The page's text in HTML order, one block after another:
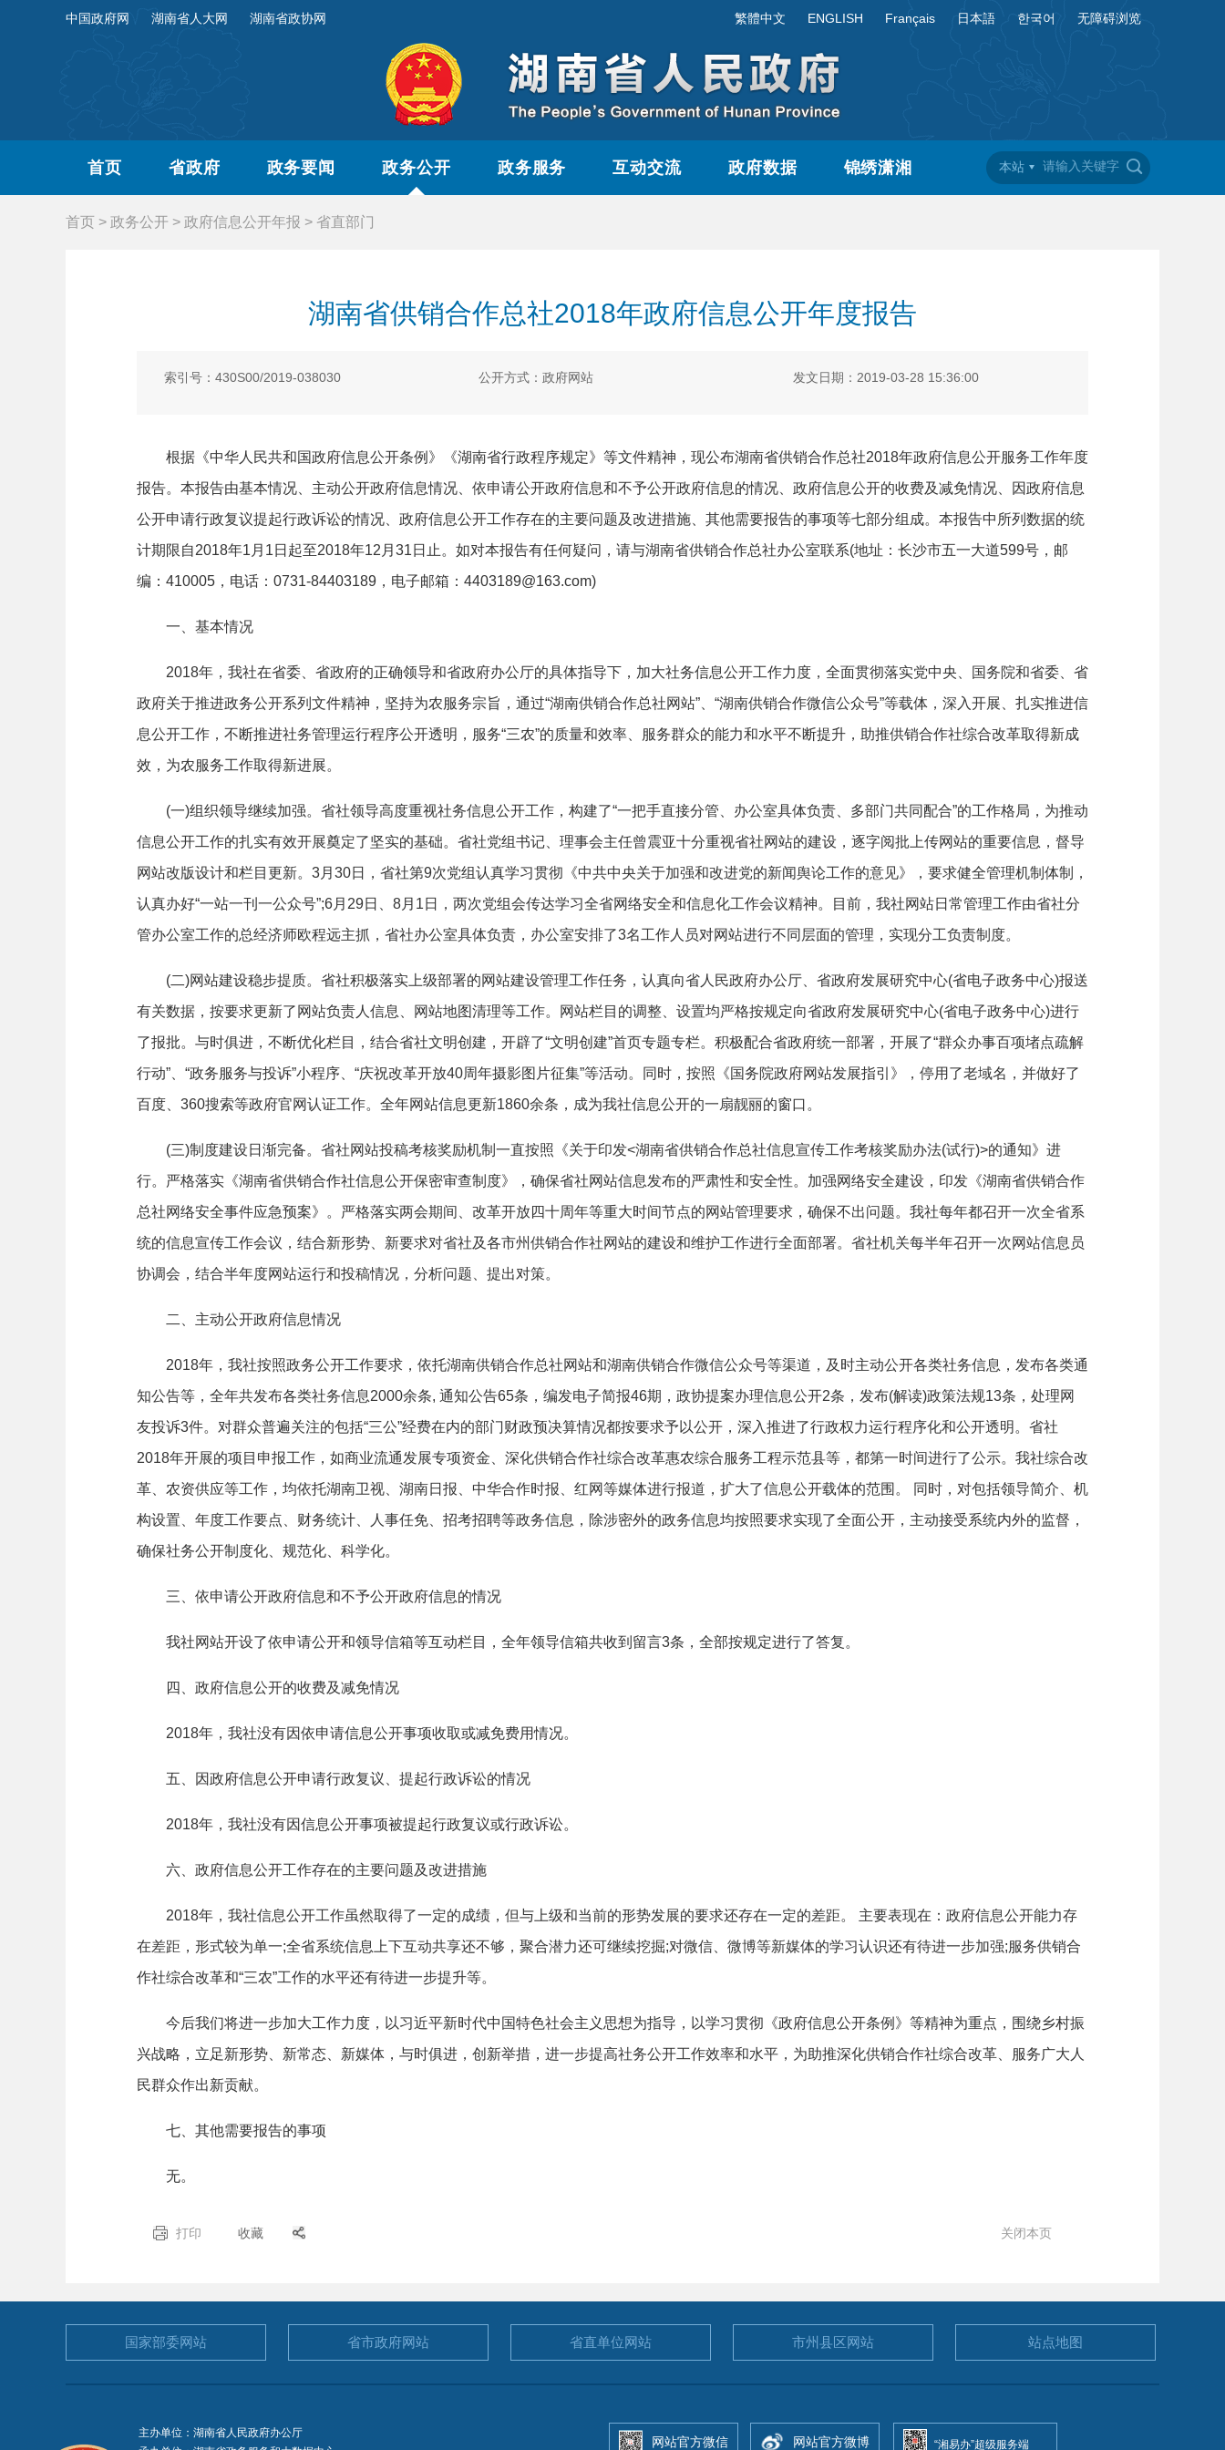
中国政府网 湖南省人大网 湖南省政协网 繁體中文 ENGLISH Français 日本語 한국어 无障碍浏览
首页 省政府 政务要闻 政务公开 政务服务 互动交流 政府数据 锦绣潇湘 本站
首页 > 政务公开 > 政府信息公开年报 > 省直部门
湖南省供销合作总社2018年政府信息公开年度报告
索引号：430S00/2019-038030 公开方式：政府网站 发文日期：2019-03-28 15:36:00
根据《中华人民共和国政府信息公开条例》《湖南省行政程序规定》等文件精神，现公布湖南省供销合作总社2018年政府信息公开服务工作年度
报告。本报告由基本情况、主动公开政府信息情况、依申请公开政府信息和不予公开政府信息的情况、政府信息公开的收费及减免情况、因政府信息
公开申请行政复议提起行政诉讼的情况、政府信息公开工作存在的主要问题及改进措施、其他需要报告的事项等七部分组成。本报告中所列数据的统
计期限自2018年1月1日起至2018年12月31日止。如对本报告有任何疑问，请与湖南省供销合作总社办公室联系(地址：长沙市五一大道599号，邮
编：410005，电话：0731-84403189，电子邮箱：4403189@163.com)
一、基本情况
2018年，我社在省委、省政府的正确领导和省政府办公厅的具体指导下，加大社务信息公开工作力度，全面贯彻落实党中央、国务院和省委、省
政府关于推进政务公开系列文件精神，坚持为农服务宗旨，通过“湖南供销合作总社网站”、“湖南供销合作微信公众号”等载体，深入开展、扎实推进信
息公开工作，不断推进社务管理运行程序公开透明，服务“三农”的质量和效率、服务群众的能力和水平不断提升，助推供销合作社综合改革取得新成
效，为农服务工作取得新进展。
(一)组织领导继续加强。省社领导高度重视社务信息公开工作，构建了“一把手直接分管、办公室具体负责、多部门共同配合”的工作格局，为推动
信息公开工作的扎实有效开展奠定了坚实的基础。省社党组书记、理事会主任曾震亚十分重视省社网站的建设，逐字阅批上传网站的重要信息，督导
网站改版设计和栏目更新。3月30日，省社第9次党组认真学习贯彻《中共中央关于加强和改进党的新闻舆论工作的意见》，要求健全管理机制体制，
认真办好“一站一刊一公众号”;6月29日、8月1日，两次党组会传达学习全省网络安全和信息化工作会议精神。目前，我社网站日常管理工作由省社分
管办公室工作的总经济师欧程远主抓，省社办公室具体负责，办公室安排了3名工作人员对网站进行不同层面的管理，实现分工负责制度。
(二)网站建设稳步提质。省社积极落实上级部署的网站建设管理工作任务，认真向省人民政府办公厅、省政府发展研究中心(省电子政务中心)报送
有关数据，按要求更新了网站负责人信息、网站地图清理等工作。网站栏目的调整、设置均严格按规定向省政府发展研究中心(省电子政务中心)进行
了报批。与时俱进，不断优化栏目，结合省社文明创建，开辟了“文明创建”首页专题专栏。积极配合省政府统一部署，开展了“群众办事百项堵点疏解
行动”、“政务服务与投诉”小程序、“庆祝改革开放40周年摄影图片征集”等活动。同时，按照《国务院政府网站发展指引》，停用了老域名，并做好了
百度、360搜索等政府官网认证工作。全年网站信息更新1860余条，成为我社信息公开的一扇靓丽的窗口。
(三)制度建设日渐完备。省社网站投稿考核奖励机制一直按照《关于印发<湖南省供销合作总社信息宣传工作考核奖励办法(试行)>的通知》进
行。严格落实《湖南省供销合作社信息公开保密审查制度》，确保省社网站信息发布的严肃性和安全性。加强网络安全建设，印发《湖南省供销合作
总社网络安全事件应急预案》。严格落实两会期间、改革开放四十周年等重大时间节点的网站管理要求，确保不出问题。我社每年都召开一次全省系
统的信息宣传工作会议，结合新形势、新要求对省社及各市州供销合作社网站的建设和维护工作进行全面部署。省社机关每半年召开一次网站信息员
协调会，结合半年度网站运行和投稿情况，分析问题、提出对策。
二、主动公开政府信息情况
2018年，我社按照政务公开工作要求，依托湖南供销合作总社网站和湖南供销合作微信公众号等渠道，及时主动公开各类社务信息，发布各类通
知公告等，全年共发布各类社务信息2000余条, 通知公告65条，编发电子简报46期，政协提案办理信息公开2条，发布(解读)政策法规13条，处理网
友投诉3件。对群众普遍关注的包括“三公”经费在内的部门财政预决算情况都按要求予以公开，深入推进了行政权力运行程序化和公开透明。省社
2018年开展的项目申报工作，如商业流通发展专项资金、深化供销合作社综合改革惠农综合服务工程示范县等，都第一时间进行了公示。我社综合改
革、农资供应等工作，均依托湖南卫视、湖南日报、中华合作时报、红网等媒体进行报道，扩大了信息公开载体的范围。 同时，对包括领导简介、机
构设置、年度工作要点、财务统计、人事任免、招考招聘等政务信息，除涉密外的政务信息均按照要求实现了全面公开，主动接受系统内外的监督，
确保社务公开制度化、规范化、科学化。
三、依申请公开政府信息和不予公开政府信息的情况
我社网站开设了依申请公开和领导信箱等互动栏目，全年领导信箱共收到留言3条，全部按规定进行了答复。
四、政府信息公开的收费及减免情况
2018年，我社没有因依申请信息公开事项收取或减免费用情况。
五、因政府信息公开申请行政复议、提起行政诉讼的情况
2018年，我社没有因信息公开事项被提起行政复议或行政诉讼。
六、政府信息公开工作存在的主要问题及改进措施
2018年，我社信息公开工作虽然取得了一定的成绩，但与上级和当前的形势发展的要求还存在一定的差距。 主要表现在：政府信息公开能力存
在差距，形式较为单一;全省系统信息上下互动共享还不够，聚合潜力还可继续挖掘;对微信、微博等新媒体的学习认识还有待进一步加强;服务供销合
作社综合改革和“三农”工作的水平还有待进一步提升等。
今后我们将进一步加大工作力度，以习近平新时代中国特色社会主义思想为指导，以学习贯彻《政府信息公开条例》等精神为重点，围绕乡村振
兴战略，立足新形势、新常态、新媒体，与时俱进，创新举措，进一步提高社务公开工作效率和水平，为助推深化供销合作社综合改革、服务广大人
民群众作出新贡献。
七、其他需要报告的事项
无。
打印 收藏 关闭本页
国家部委网站 省市政府网站 省直单位网站 市州县区网站 站点地图
主办单位：湖南省人民政府办公厅
网站官方微信 网站官方微博 “湘易办”超级服务端